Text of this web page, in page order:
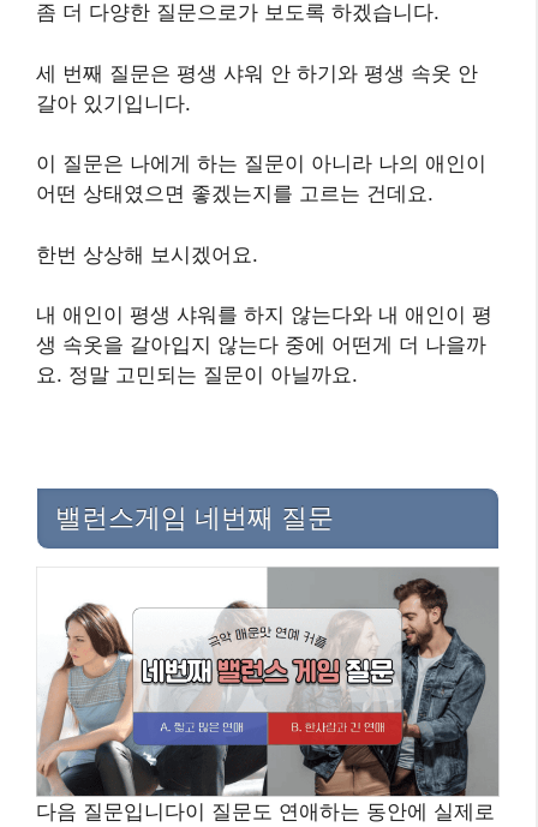
좀 더 다양한 질문으로가 보도록 하겠습니다.
세 번째 질문은 평생 샤워 안 하기와 평생 속옷 안
갈아 있기입니다.
이 질문은 나에게 하는 질문이 아니라 나의 애인이
어떤 상태였으면 좋겠는지를 고르는 건데요.
한번 상상해 보시겠어요.
내 애인이 평생 샤워를 하지 않는다와 내 애인이 평
생 속옷을 갈아입지 않는다 중에 어떤게 더 나을까
요. 정말 고민되는 질문이 아닐까요.
밸런스게임 네번째 질문
다음 질문입니다이 질문도 연애하는 동안에 실제로